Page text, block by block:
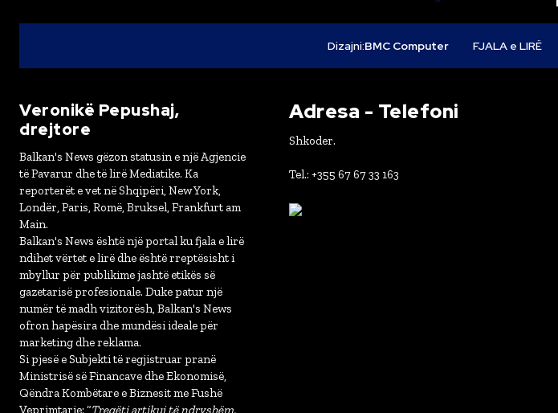
Dizajni:BMC Computer FJALA e LIRË
Veronikë Pepushaj,
drejtore
Balkan's News gëzon statusin e një Agjencie
të Pavarur dhe të lirë Mediatike. Ka
reporterët e vet në Shqipëri, New York,
Londër, Paris, Romë, Bruksel, Frankfurt am
Main.
Balkan's News është një portal ku fjala e lirë
ndihet vërtet e lirë dhe është rreptësisht i
mbyllur për publikime jashtë etikës së
gazetarisë profesionale. Duke patur një
numër të madh vizitorësh, Balkan's News
ofron hapësira dhe mundësi ideale për
marketing dhe reklama.
Si pjesë e Subjekti të regjistruar pranë
Ministrisë së Financave dhe Ekonomisë,
Qëndra Kombëtare e Biznesit me Fushë
Veprimtarie: “Tregëti artikuj të ndryshëm,
Adresa - Telefoni
Shkoder.
Tel.: +355 67 67 33 163